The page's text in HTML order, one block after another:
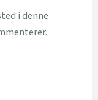
i denne